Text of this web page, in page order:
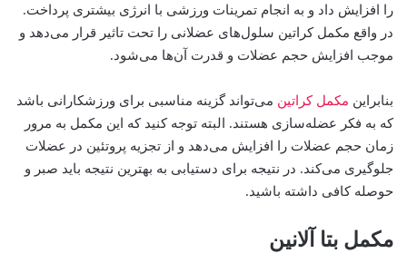
را افزایش داد و به انجام تمرینات ورزشی با انرژی بیشتری پرداخت.
در واقع مکمل کراتین سلول‌های عضلانی را تحت تاثیر قرار‌ می‌دهد و
موجب افزایش حجم عضلات و قدرت آن‌ها‌ می‌شود.
بنابراین مکمل کراتین‌ می‌تواند گزینه مناسبی برای ورزشکارانی باشد
که به فکر عضله‌سازی هستند. البته توجه کنید که این مکمل به مرور
زمان حجم عضلات را افزایش‌ می‌دهد و از تجزیه پروتئین در عضلات
جلوگیری‌ می‌کند. در نتیجه برای دستیابی به بهترین نتیجه باید صبر و
حوصله کافی داشته باشید.
مکمل بتا آلانین